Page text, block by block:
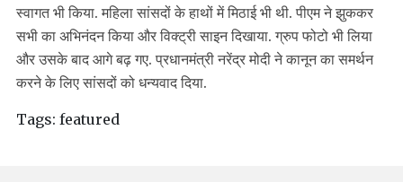
स्वागत भी किया. महिला सांसदों के हाथों में मिठाई भी थी. पीएम ने झुककर
सभी का अभिनंदन किया और विक्ट्री साइन दिखाया. ग्रुप फोटो भी लिया
और उसके बाद आगे बढ़ गए. प्रधानमंत्री नरेंद्र मोदी ने कानून का समर्थन
करने के लिए सांसदों को धन्यवाद दिया.
Tags: featured